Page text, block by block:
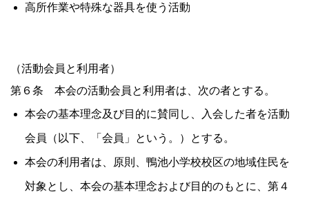
高所作業や特殊な器具を使う活動
（活動会員と利用者）
第６条 本会の活動会員と利用者は、次の者とする。
本会の基本理念及び目的に賛同し、入会した者を活動
会員（以下、「会員」という。）とする。
本会の利用者は、原則、鴨池小学校校区の地域住民を
対象とし、本会の基本理念および目的のもとに、第４